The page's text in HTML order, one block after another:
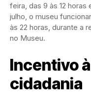
feira, das 9 às 12 horas
julho, o museu
às 22 horas, durante a
no Museu.
Incentivo
cidadania